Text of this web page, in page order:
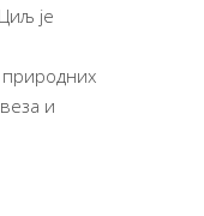
је
и